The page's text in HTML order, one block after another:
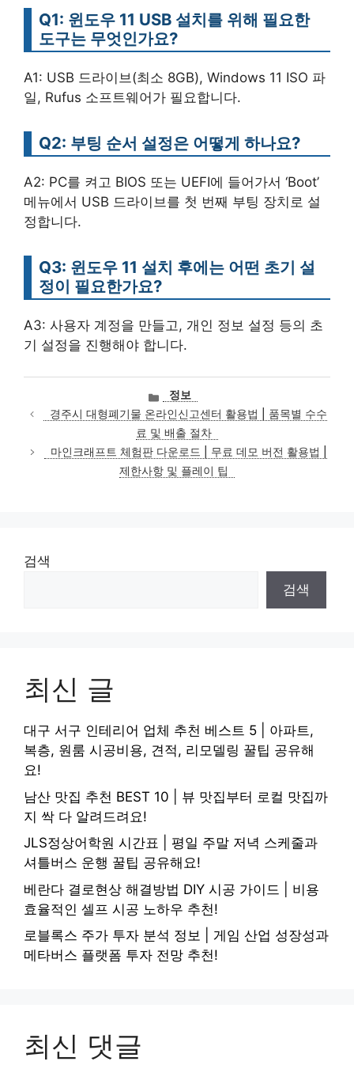
Q1: 윈도우 11 USB 설치를 위해 필요한
도구는 무엇인가요?
A1: USB 드라이브(최소 8GB), Windows 11 ISO 파
일, Rufus 소프트웨어가 필요합니다.
Q2: 부팅 순서 설정은 어떻게 하나요?
A2: PC를 켜고 BIOS 또는 UEFI에 들어가서 ‘Boot’
메뉴에서 USB 드라이브를 첫 번째 부팅 장치로 설
정합니다.
Q3: 윈도우 11 설치 후에는 어떤 초기 설
정이 필요한가요?
A3: 사용자 계정을 만들고, 개인 정보 설정 등의 초
기 설정을 진행해야 합니다.
카
테
고
리
정보
경주시 대형폐기물 온라인신고센터 활용법 | 품목별 수수
료 및 배출 절차
마인크래프트 체험판 다운로드 | 무료 데모 버전 활용법 |
제한사항 및 플레이 팁
검색
검색
최신 글
대구 서구 인테리어 업체 추천 베스트 5 | 아파트,
복층, 원룸 시공비용, 견적, 리모델링 꿀팁 공유해
요!
남산 맛집 추천 BEST 10 | 뷰 맛집부터 로컬 맛집까
지 싹 다 알려드려요!
JLS정상어학원 시간표 | 평일 주말 저녁 스케줄과
셔틀버스 운행 꿀팁 공유해요!
베란다 결로현상 해결방법 DIY 시공 가이드 | 비용
효율적인 셀프 시공 노하우 추천!
로블록스 주가 투자 분석 정보 | 게임 산업 성장성과
메타버스 플랫폼 투자 전망 추천!
최신 댓글